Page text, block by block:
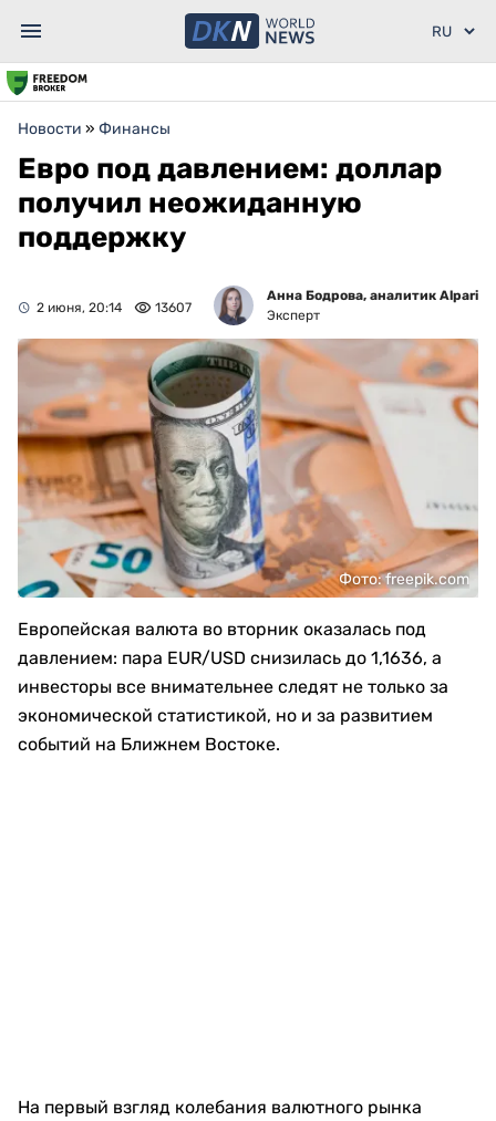
Новости » Финансы
Евро под давлением: доллар
получил неожиданную
поддержку
2 июня, 20:14 13607
Анна Бодрова, аналитик Alpari
Эксперт
Фото: freepik.com
Европейская валюта во вторник оказалась под
давлением: пара EUR/USD снизилась до 1,1636, а
инвесторы все внимательнее следят не только за
экономической статистикой, но и за развитием
событий на Ближнем Востоке.
На первый взгляд колебания валютного рынка